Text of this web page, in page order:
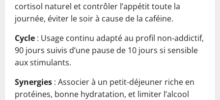
cortisol naturel et contrôler l’appétit toute la
journée, éviter le soir à cause de la caféine.
Cycle : Usage continu adapté au profil non-addictif,
90 jours suivis d’une pause de 10 jours si sensible
aux stimulants.
Synergies : Associer à un petit-déjeuner riche en
protéines, bonne hydratation, et limiter l’alcool